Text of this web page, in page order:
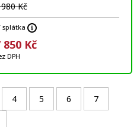
Kč
splátka
Kč
DPH
4 5 6 7